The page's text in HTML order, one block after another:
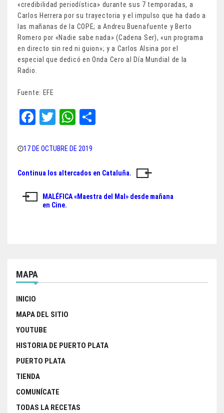
«credibilidad periodística» durante sus 7 temporadas, a
Carlos Herrera por su trayectoria y el impulso que ha dado a
las mañanas de la COPE; a Andreu Buenafuente y Berto
Romero por «Nadie sabe nada» (Cadena Ser), «un programa
en directo sin red ni guion»; y a Carlos Alsina por el
especial que dedicó en Onda Cero al Día Mundial de la
Radio.
Fuente: EFE
Fa
bo
ok
T
tt
er
W
ts
A
pp
17 DE OCTUBRE DE 2019
Navegación
de
Continua los altercados en Cataluña.
MALÉFICA «Maestra del Mal» desde mañana
en Cine.
MAPA
INICIO
MAPA DEL SITIO
YOUTUBE
HISTORIA DE PUERTO PLATA
PUERTO PLATA
TIENDA
COMUNÍCATE
TODAS LA RECETAS